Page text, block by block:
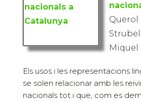
Querol
Miquel
Els usos i les representacions
se solen relacionar amb les
nacionals tot i que, com es